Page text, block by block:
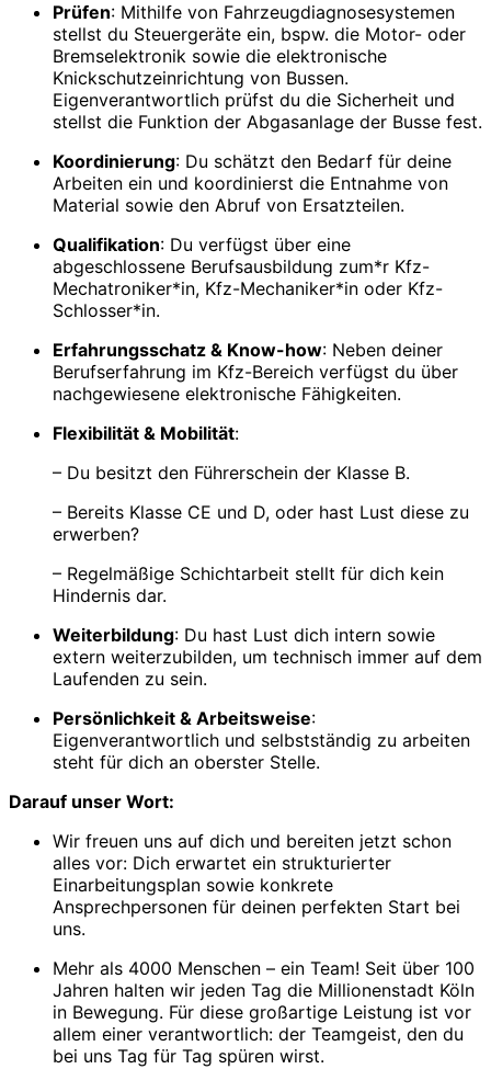
Prüfen: Mithilfe von Fahrzeugdiagnosesystemen
stellst du Steuergeräte ein, bspw. die Motor- oder
Bremselektronik sowie die elektronische
Knickschutzeinrichtung von Bussen.
Eigenverantwortlich prüfst du die Sicherheit und
stellst die Funktion der Abgasanlage der Busse fest.
Koordinierung: Du schätzt den Bedarf für deine
Arbeiten ein und koordinierst die Entnahme von
Material sowie den Abruf von Ersatzteilen.
Qualifikation: Du verfügst über eine
abgeschlossene Berufsausbildung zum*r Kfz-
Mechatroniker*in, Kfz-Mechaniker*in oder Kfz-
Schlosser*in.
Erfahrungsschatz & Know-how: Neben deiner
Berufserfahrung im Kfz-Bereich verfügst du über
nachgewiesene elektronische Fähigkeiten.
Flexibilität & Mobilität:
– Du besitzt den Führerschein der Klasse B.
– Bereits Klasse CE und D, oder hast Lust diese zu
erwerben?
– Regelmäßige Schichtarbeit stellt für dich kein
Hindernis dar.
Weiterbildung: Du hast Lust dich intern sowie
extern weiterzubilden, um technisch immer auf dem
Laufenden zu sein.
Persönlichkeit & Arbeitsweise:
Eigenverantwortlich und selbstständig zu arbeiten
steht für dich an oberster Stelle.
Darauf unser Wort:
Wir freuen uns auf dich und bereiten jetzt schon
alles vor: Dich erwartet ein strukturierter
Einarbeitungsplan sowie konkrete
Ansprechpersonen für deinen perfekten Start bei
uns.
Mehr als 4000 Menschen – ein Team! Seit über 100
Jahren halten wir jeden Tag die Millionenstadt Köln
in Bewegung. Für diese großartige Leistung ist vor
allem einer verantwortlich: der Teamgeist, den du
bei uns Tag für Tag spüren wirst.